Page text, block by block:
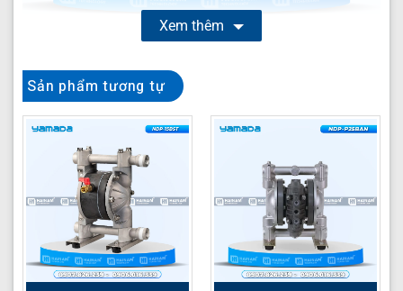
Yamada NDP-25BSTlà dòng bơm màng khí nén cao
cấp từ thương hiệu Yamada danh tiếng, được thiết kế
chuyên biệt để xử lý các loại chất lỏng khó bơm, ăn mòn
và có độ nhớt cao trong môi trường công nghiệp khắc
nghiệt. Với vật liệu chế tạo từ Inox 316 cho thân bơm và
PTFE (Teflon) cho màng, bi, NDP-25BST đảm bảo độ
bền vượt trội, khả năng chống hóa chất tối ưu và hiệu
suất hoạt động ổn định, trở thành lựa chọn lý tưởng cho
nhiều ngành sản xuất đòi hỏi tiêu chuẩn khắt khe nhất.
Thông số kỹ thuật Yamada NDP-25BST
Xem thêm
Sản phẩm tương tự